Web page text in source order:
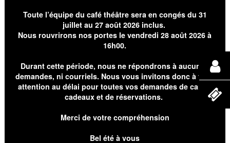
Toute l’équipe du café théâtre sera en congés du 31
juillet au 27 août 2026 inclus.
Nous rouvrirons nos portes le vendredi 28 août 2026 à
16h00.
Durant cette période, nous ne répondrons à aucunes
demandes, ni courriels. Nous vous invitons donc à faire
attention au délai pour toutes vos demandes de cartes
cadeaux et de réservations.
Merci de votre compréhension
Bel été à vous